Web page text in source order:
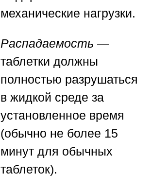
механические нагрузки.
Распадаемость —
таблетки должны
полностью разрушаться
в жидкой среде за
установленное время
(обычно не более 15
минут для обычных
таблеток).